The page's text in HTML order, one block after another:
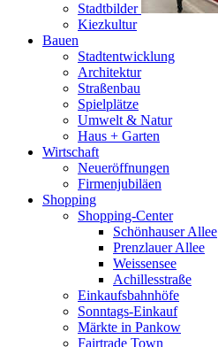
Stadtbilder
Kiezkultur
Bauen
Stadtentwicklung
Architektur
Straßenbau
Spielplätze
Umwelt & Natur
Haus + Garten
Wirtschaft
Neueröffnungen
Firmenjubiläen
Shopping
Shopping-Center
Schönhauser Allee
Prenzlauer Allee
Weissensee
Achillesstraße
Einkaufsbahnhöfe
Sonntags-Einkauf
Märkte in Pankow
Fairtrade Town